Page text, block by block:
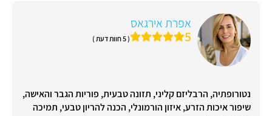
אפרת אירגאס
5 ( 5 חוות דעת )
נטורופתיה, הרבליזם קליני, תזונה טבעית, פוריות הגבר והאישה,
שיפור איכות הזרע, איזון הורמונלי, הכנה להריון טבעי, תמיכה